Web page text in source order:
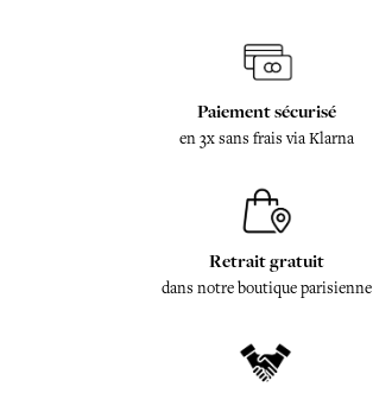
Paiement sécurisé
en 3x sans frais via Klarna
Retrait gratuit
dans notre boutique parisienne